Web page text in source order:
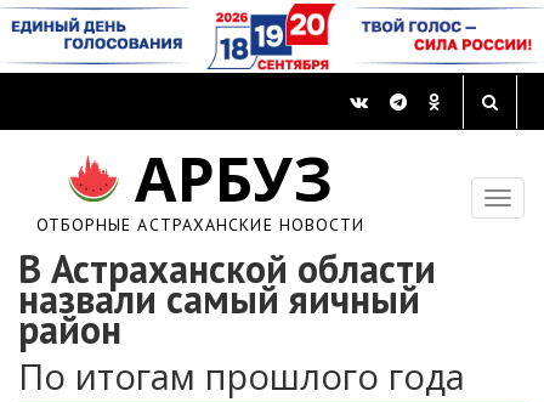
АРБУЗ
ОТБОРНЫЕ АСТРАХАНСКИЕ НОВОСТИ
В Астраханской области
назвали самый яичный
район
По итогам прошлого года